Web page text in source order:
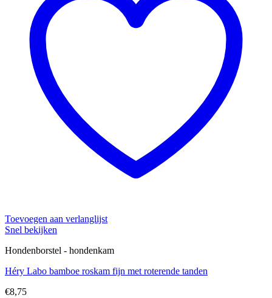
Toevoegen aan verlanglijst
Snel bekijken
Hondenborstel - hondenkam
Héry Labo bamboe roskam fijn met roterende tanden
€8,75